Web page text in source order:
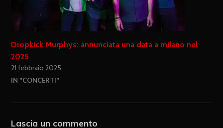
Dropkick Murphys: annunciata una data a milano nel
2025
21 febbraio 2025
IN "CONCERTI"
Lascia un commento